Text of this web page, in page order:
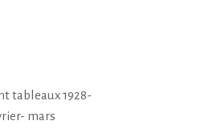
tableaux 1928-
mars